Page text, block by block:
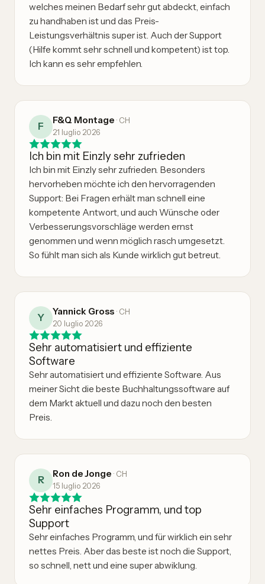
welches meinen Bedarf sehr gut abdeckt, einfach
zu handhaben ist und das Preis-
Leistungsverhältnis super ist. Auch der Support
(Hilfe kommt sehr schnell und kompetent) ist top.
Ich kann es sehr empfehlen.
F
F&Q Montage · CH
21 luglio 2026
Ich bin mit Einzly sehr zufrieden
Ich bin mit Einzly sehr zufrieden. Besonders
hervorheben möchte ich den hervorragenden
Support: Bei Fragen erhält man schnell eine
kompetente Antwort, und auch Wünsche oder
Verbesserungsvorschläge werden ernst
genommen und wenn möglich rasch umgesetzt.
So fühlt man sich als Kunde wirklich gut betreut.
Y
Yannick Gross · CH
20 luglio 2026
Sehr automatisiert und effiziente
Software
Sehr automatisiert und effiziente Software. Aus
meiner Sicht die beste Buchhaltungssoftware auf
dem Markt aktuell und dazu noch den besten
Preis.
R
Ron de Jonge · CH
15 luglio 2026
Sehr einfaches Programm, und top
Support
Sehr einfaches Programm, und für wirklich ein sehr
nettes Preis. Aber das beste ist noch die Support,
so schnell, nett und eine super abwiklung.